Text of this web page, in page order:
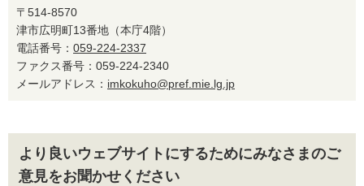
〒514-8570
津市広明町13番地（本庁4階）
電話番号： 059-224-2337
ファクス番号：059-224-2340
メールアドレス： imkokuho@pref.mie.lg.jp
より良いウェブサイトにするためにみなさまのご
意見をお聞かせください